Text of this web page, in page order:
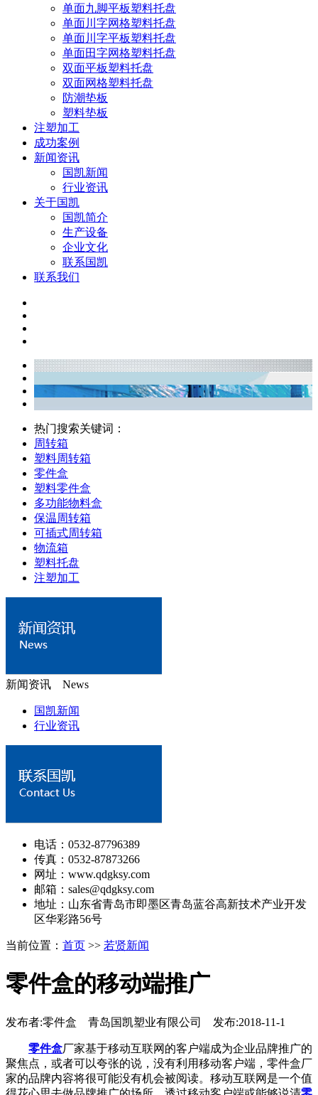
单面九脚平板塑料托盘
单面川字网格塑料托盘
单面川字平板塑料托盘
单面田字网格塑料托盘
双面平板塑料托盘
双面网格塑料托盘
防潮垫板
塑料垫板
注塑加工
成功案例
新闻资讯
国凯新闻
行业资讯
关于国凯
国凯简介
生产设备
企业文化
联系国凯
联系我们
热门搜索关键词：
周转箱
塑料周转箱
零件盒
塑料零件盒
多功能物料盒
保温周转箱
可插式周转箱
物流箱
塑料托盘
注塑加工
新闻资讯 News
国凯新闻
行业资讯
电话：0532-87796389
传真：0532-87873266
网址：www.qdgksy.com
邮箱：sales@qdgksy.com
地址：山东省青岛市即墨区青岛蓝谷高新技术产业开发
区华彩路56号
当前位置： 首页 >> 若贤新闻
零件盒的移动端推广
发布者:零件盒 青岛国凯塑业有限公司 发布:2018-11-1
零件盒厂家基于移动互联网的客户端成为企业品牌推广的
聚焦点，或者可以夸张的说，没有利用移动客户端，零件盒厂
家的品牌内容将很可能没有机会被阅读。移动互联网是一个值